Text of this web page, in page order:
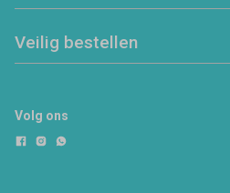
Veilig bestellen
Volg ons